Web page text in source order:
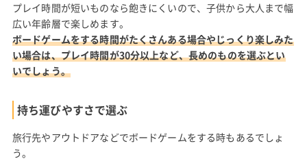
プレイ時間が短いものなら飽きにくいので、子供から大人まで幅
広い年齢層で楽しめます。
ボードゲームをする時間がたくさんある場合やじっくり楽しみた
い場合は、プレイ時間が30分以上など、長めのものを選ぶとい
いでしょう。
持ち運びやすさで選ぶ
旅行先やアウトドアなどでボードゲームをする時もあるでしょ
う。